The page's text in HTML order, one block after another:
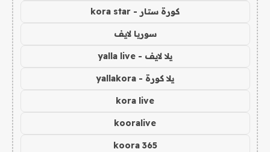
كورة ستار - kora star
سوريا لايف
يلا لايف - yalla live
يلا كورة - yallakora
kora live
kooralive
koora 365